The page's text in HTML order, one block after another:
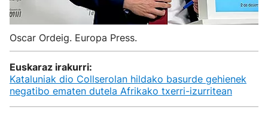
Oscar Ordeig. Europa Press.
Euskaraz irakurri:
Kataluniak dio Collserolan hildako basurde gehienek
negatibo ematen dutela Afrikako txerri-izurritean